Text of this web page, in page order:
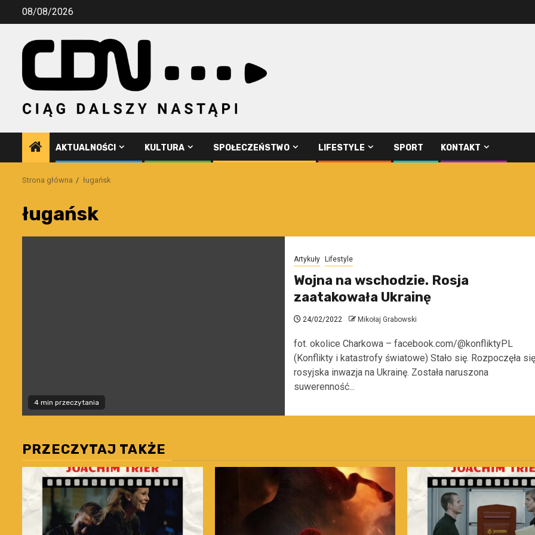
Przejdź08/08/2026
AKTUALNOŚCI KULTURA SPOŁECZEŃSTWO LIFESTYLE SPORT KONTAKT
Strona główna ługańsk
ługańsk
4 min przeczytania
Artykuły Lifestyle
Wojna na wschodzie. Rosja
zaatakowała Ukrainę
24/02/2022 Mikołaj Grabowski
fot. okolice Charkowa – facebook.com/@konfliktyPL
(Konflikty i katastrofy światowe) Stało się. Rozpoczęła się
rosyjska inwazja na Ukrainę. Została naruszona
suwerenność...
PRZECZYTAJ TAKŻE